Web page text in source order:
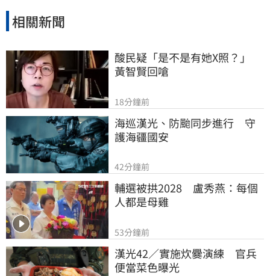
相關新聞
酸民疑「是不是有她X照？」
黃智賢回嗆
18分鐘前
海巡漢光、防颱同步進行　守
護海疆國安
42分鐘前
輔選被拱2028　盧秀燕：每個
人都是母雞
53分鐘前
漢光42／實施炊爨演練　官兵
便當菜色曝光